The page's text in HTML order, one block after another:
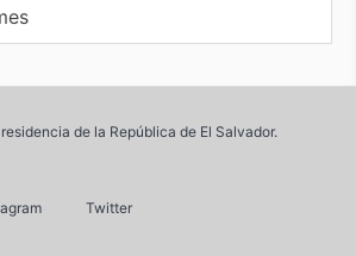
de la República de El Salvador.
Twitter